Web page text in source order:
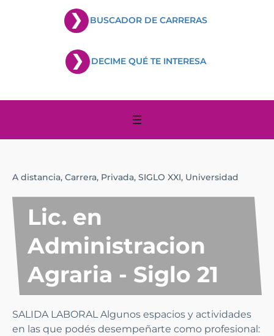
BUSCADOR DE CARRERAS
DECIME QUÉ TE INTERESA
A distancia, Carrera, Privada, SIGLO XXI, Universidad
Lic. en
Administracion
Agraria - Siglo 21
SALIDA LABORAL Algunos espacios y actividades
en las que podés desempeñarte como profesional: